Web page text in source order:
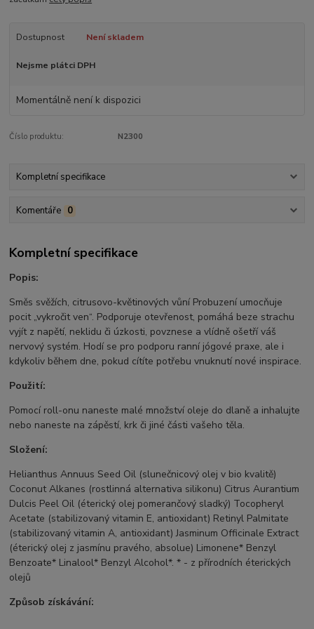
Dostupnost Není skladem
Nejsme plátci DPH
Momentálně není k dispozici
Číslo produktu: N2300
Kompletní specifikace
Komentáře 0
Kompletní specifikace
Popis:
Směs svěžích, citrusovo-květinových vůní Probuzení umocňuje
pocit „vykročit ven“. Podporuje otevřenost, pomáhá beze strachu
vyjít z napětí, neklidu či úzkosti, povznese a vlídně ošetří váš
nervový systém. Hodí se pro podporu ranní jógové praxe, ale i
kdykoliv během dne, pokud cítíte potřebu vnuknutí nové inspirace.
Použití:
Pomocí roll-onu naneste malé množství oleje do dlaně a inhalujte
nebo naneste na zápěstí, krk či jiné části vašeho těla.
Složení:
Helianthus Annuus Seed Oil (slunečnicový olej v bio kvalitě)
Coconut Alkanes (rostlinná alternativa silikonu) Citrus Aurantium
Dulcis Peel Oil (éterický olej pomerančový sladký) Tocopheryl
Acetate (stabilizovaný vitamin E, antioxidant) Retinyl Palmitate
(stabilizovaný vitamin A, antioxidant) Jasminum Officinale Extract
(éterický olej z jasmínu pravého, absolue) Limonene* Benzyl
Benzoate* Linalool* Benzyl Alcohol*. * - z přírodních éterických
olejů
Způsob získávání: